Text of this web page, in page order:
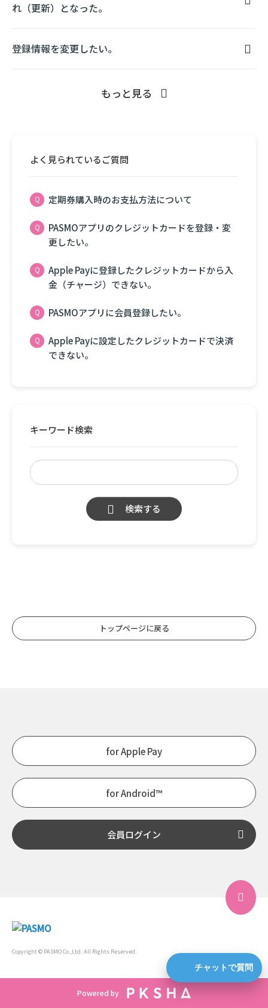
チャットで質問
れ（更新）となった。
登録情報を変更したい。
もっと見る
よく見られているご質問
定期券購入時のお支払方法について
PASMOアプリのクレジットカードを登録・変
更したい。
Apple Payに登録したクレジットカードから入
金（チャージ）できない。
PASMOアプリに会員登録したい。
Apple Payに設定したクレジットカードで決済
できない。
キーワード検索
検索する
トップページに戻る
for Apple Pay
for Android™
会員ログイン
Copyright © PASMO Co.,Ltd. All Rights Reserved.
Powered by